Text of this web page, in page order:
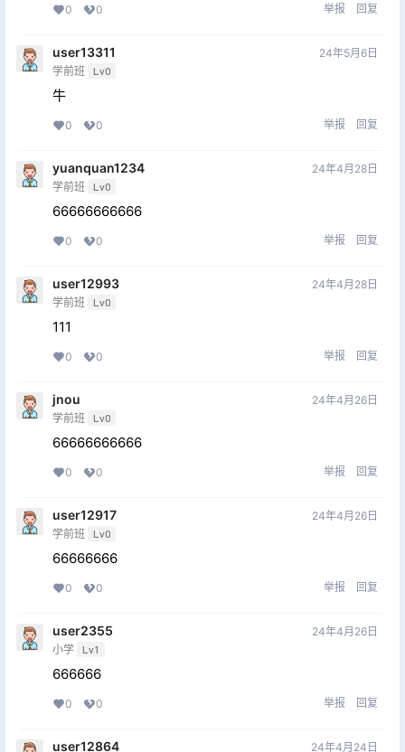
0 0 举报 回复
user13311
学前班 Lv0
24年5月6日
牛
0 0 举报 回复
yuanquan1234
学前班 Lv0
24年4月28日
66666666666
0 0 举报 回复
user12993
学前班 Lv0
24年4月28日
111
0 0 举报 回复
jnou
学前班 Lv0
24年4月26日
66666666666
0 0 举报 回复
user12917
学前班 Lv0
24年4月26日
66666666
0 0 举报 回复
user2355
小学 Lv1
24年4月26日
666666
0 0 举报 回复
user12864 24年4月24日